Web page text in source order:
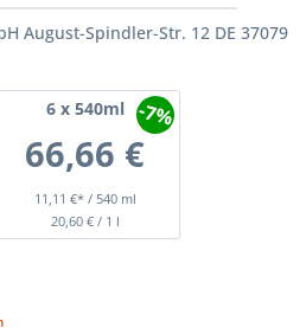
August-Spindler-Str. 12 DE 37079
6x 540ml
66,66 €
11,11 €* / 540 ml
-7%
20,60 € / 1 l